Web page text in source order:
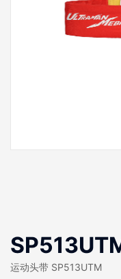
运动头带 SP513UTM